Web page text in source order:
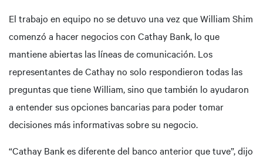
El trabajo en equipo no se detuvo una vez que William Shim
comenzó a hacer negocios con Cathay Bank, lo que
mantiene abiertas las líneas de comunicación. Los
representantes de Cathay no solo respondieron todas las
preguntas que tiene William, sino que también lo ayudaron
a entender sus opciones bancarias para poder tomar
decisiones más informativas sobre su negocio.
“Cathay Bank es diferente del banco anterior que tuve”, dijo